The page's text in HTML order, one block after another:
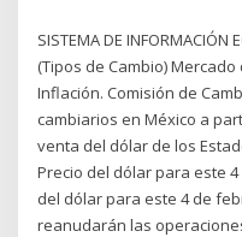
SISTEMA DE
(Tipos de Cambio)
Inflación. Comisión de
cambiarios en México a
venta del dólar de los
Precio del dólar para este
del dólar para este 4 de
reanudarán las